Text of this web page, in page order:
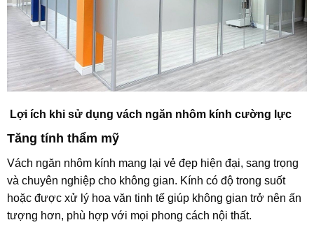
Lợi ích khi sử dụng vách ngăn nhôm kính cường lực
Tăng tính thẩm mỹ
Vách ngăn nhôm kính mang lại vẻ đẹp hiện đại, sang trọng
và chuyên nghiệp cho không gian. Kính có độ trong suốt
hoặc được xử lý hoa văn tinh tế giúp không gian trở nên ấn
tượng hơn, phù hợp với mọi phong cách nội thất.